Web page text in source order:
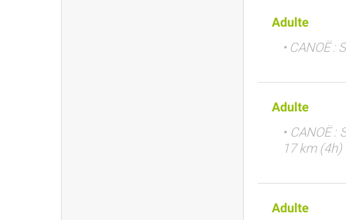
Adulte
• CANOË
Adulte
• CANOË
17 km (4h)
Adulte